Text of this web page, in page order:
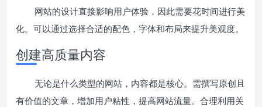
网站的设计直接影响用户体验，因此需要花时间进行美
化。可以通过选择合适的配色，字体和布局来提升美观度。
创建高质量内容
无论是什么类型的网站，内容都是核心。需撰写原创且
有价值的文章，增加用户粘性，提高网站流量。合理利用关